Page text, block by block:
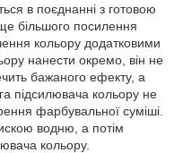
в поєднанні з готовою
більшого посилення
кольору додатковими
нанести окремо, він не
бажаного ефекту, а
підсилювача кольору не
фарбувальної суміші.
водню, а потім
кольору.